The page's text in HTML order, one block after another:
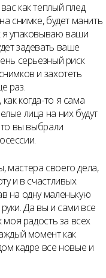
как теплый плед
снимке, будет манить
я упаковываю ваши
задевать ваше
серьезный риск
и захотеть
раз.
когда-то я сама
лица на них будут
вы выбрали
мастера своего дела,
и в счастливых
на одну маленькую
Да вы и сами все
моя радость за всех
момент как
кадре все новые и